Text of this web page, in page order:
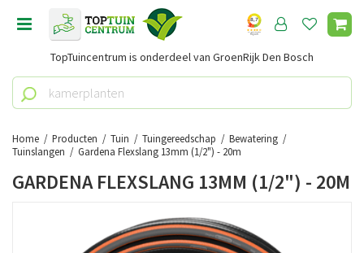
Home Producten Tuin Tuingereedschap
Bewatering
Tuinslangen
Gardena Flexslang 13mm (1/2") - 20m
TopTuincentrum is onderdeel van GroenRijk Den Bosch
GARDENA FLEXSLANG 13MM (1/2") - 20M